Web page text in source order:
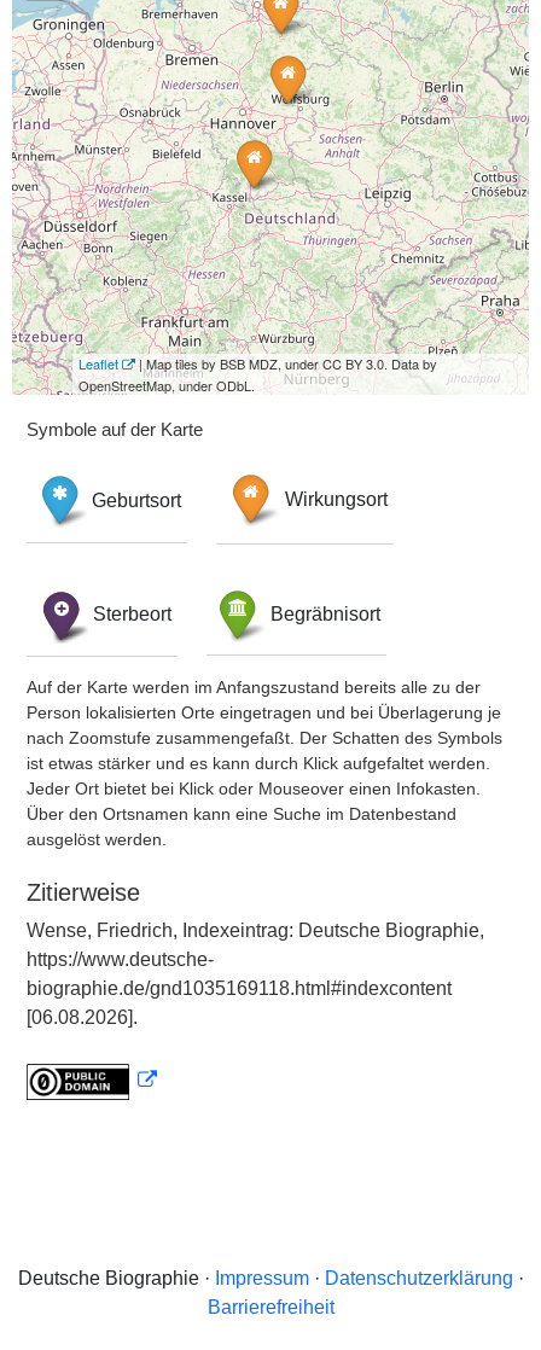
Leaflet
| Map tiles by BSB MDZ, under CC BY 3.0. Data by
OpenStreetMap, under ODbL.
Symbole auf der Karte
Geburtsort Wirkungsort
Sterbeort Begräbnisort
Auf der Karte werden im Anfangszustand bereits alle zu der
Person lokalisierten Orte eingetragen und bei Überlagerung je
nach Zoomstufe zusammengefaßt. Der Schatten des Symbols
ist etwas stärker und es kann durch Klick aufgefaltet werden.
Jeder Ort bietet bei Klick oder Mouseover einen Infokasten.
Über den Ortsnamen kann eine Suche im Datenbestand
ausgelöst werden.
Zitierweise
Wense, Friedrich, Indexeintrag: Deutsche Biographie,
https://www.deutsche-
biographie.de/gnd1035169118.html#indexcontent
[06.08.2026].
Deutsche Biographie · Impressum· Datenschutzerklärung ·
Barrierefreiheit